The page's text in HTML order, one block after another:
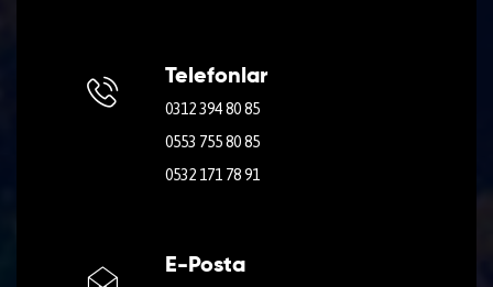
Telefonlar
0312 394 80 85
0553 755 80 85
0532 171 78 91
E-Posta